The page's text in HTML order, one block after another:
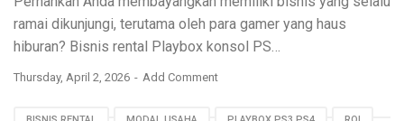
ramai dikunjungi, terutama oleh para gamer yang haus
hiburan? Bisnis rental Playbox konsol PS…
Thursday, April 2, 2026 Add Comment